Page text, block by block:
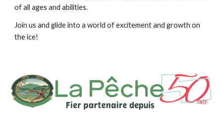
of all ages and abilities.
Join us and glide into a world of excitement and growth on
the ice!